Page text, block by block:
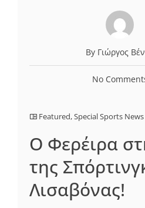
By Γιώργος
No
Featured,Special Sports News
O Φερέιρα
της
Λισαβόνας!